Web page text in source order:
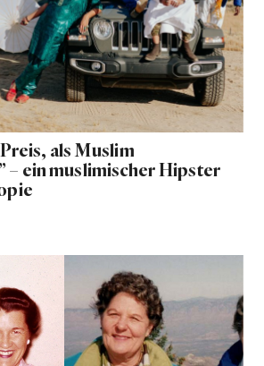
als Muslim
– ein muslimischer Hipster